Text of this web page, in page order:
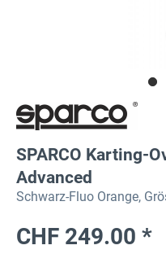
SPARCO Karting-
Advanced
Schwarz-Fluo Orange,
CHF 249.00 *